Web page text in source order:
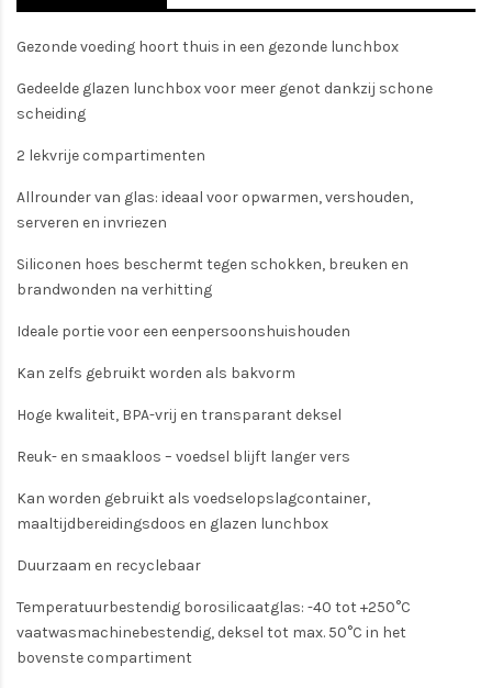
Gezonde voeding hoort thuis in een gezonde lunchbox
Gedeelde glazen lunchbox voor meer genot dankzij schone
scheiding
2 lekvrije compartimenten
Allrounder van glas: ideaal voor opwarmen, vershouden,
serveren en invriezen
Siliconen hoes beschermt tegen schokken, breuken en
brandwonden na verhitting
Ideale portie voor een eenpersoonshuishouden
Kan zelfs gebruikt worden als bakvorm
Hoge kwaliteit, BPA-vrij en transparant deksel
Reuk- en smaakloos – voedsel blijft langer vers
Kan worden gebruikt als voedselopslagcontainer,
maaltijdbereidingsdoos en glazen lunchbox
Duurzaam en recyclebaar
Temperatuurbestendig borosilicaatglas: -40 tot +250°C
vaatwasmachinebestendig, deksel tot max. 50°C in het
bovenste compartiment